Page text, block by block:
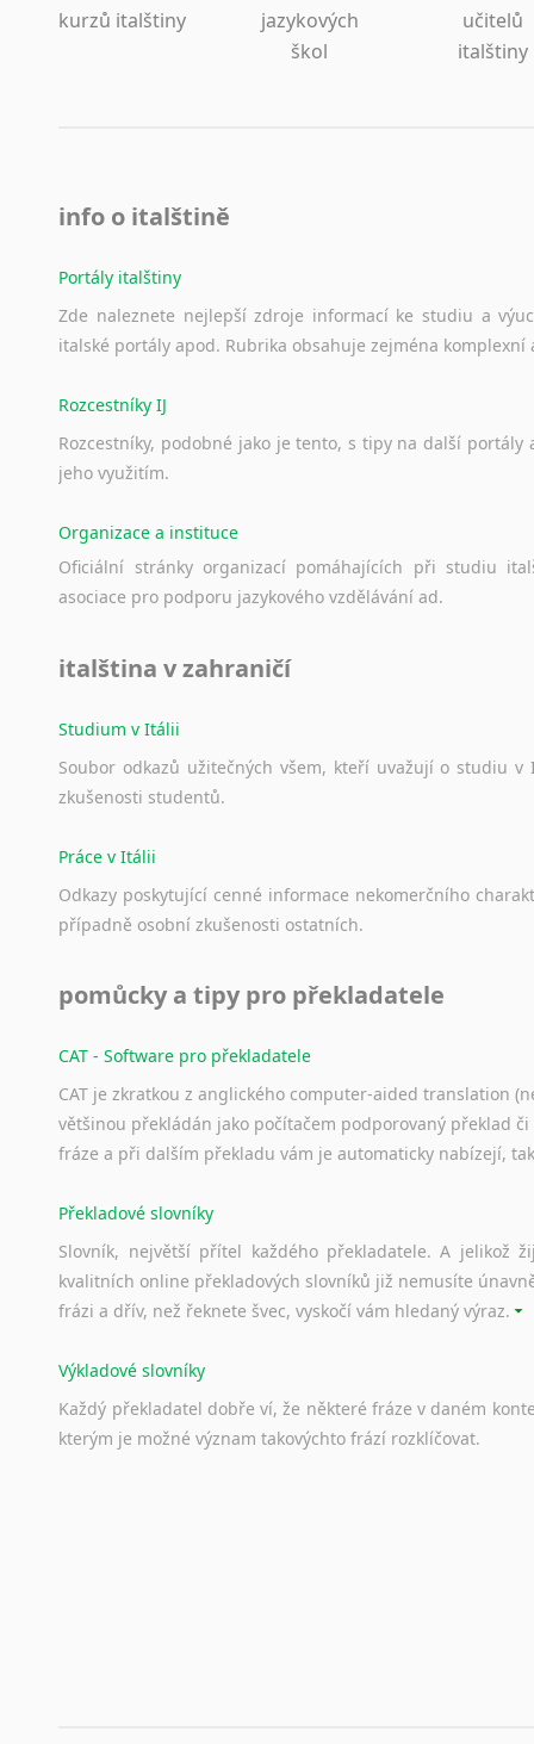
kurzů italštiny
jazykových
škol
učitelů
italštiny
info o italštině
Portály italštiny
Zde naleznete nejlepší zdroje informací ke studiu a
italské portály apod. Rubrika obsahuje zejména komplexní
Rozcestníky IJ
Rozcestníky, podobné jako je tento, s tipy na další portály
jeho využitím.
Organizace a instituce
Oficiální stránky organizací pomáhajících při studiu
asociace pro podporu jazykového vzdělávání ad.
italština v zahraničí
Studium v Itálii
Soubor odkazů užitečných všem, kteří uvažují o studiu v
zkušenosti studentů.
Práce v Itálii
Odkazy poskytující cenné informace nekomerčního
případně osobní zkušenosti ostatních.
pomůcky a tipy pro překladatele
CAT - Software pro překladatele
CAT je zkratkou z anglického computer-aided translation
většinou překládán jako počítačem podporovaný překlad
fráze a při dalším překladu vám je automaticky nabízejí,
Překladové slovníky
Slovník, největší přítel každého překladatele. A jelikož
kvalitních online překladových slovníků již nemusíte
frázi a dřív, než řeknete švec, vyskočí vám hledaný výraz.
Výkladové slovníky
Každý překladatel dobře ví, že některé fráze v daném
kterým je možné význam takovýchto frází rozklíčovat.